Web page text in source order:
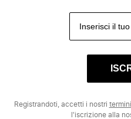
Registrandoti, accetti i nostri
l'iscrizione alla